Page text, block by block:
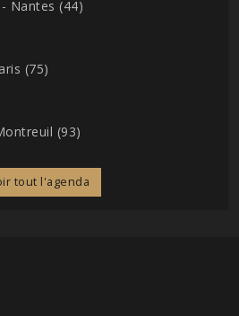
Nantes (44)
(75)
(93)
tout l'agenda